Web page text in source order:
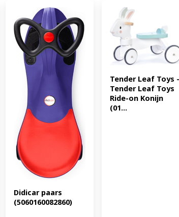
Didicar paars
(5060160082860)
Tender Leaf Toys
Tender Leaf Toys
Ride-on Konijn
(01...